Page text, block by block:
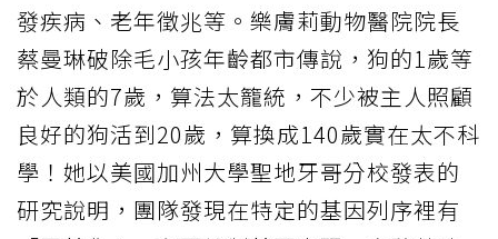
發疾病、老年徵兆等。樂膚莉動物醫院院長
蔡曼琳破除毛小孩年齡都市傳說，狗的1歲等
於人類的7歲，算法太籠統，不少被主人照顧
良好的狗活到20歲，算換成140歲實在太不科
學！她以美國加州大學聖地牙哥分校發表的
研究說明，團隊發現在特定的基因列序裡有